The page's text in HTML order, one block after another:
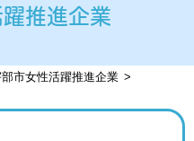
推進企業
市女性活躍推進企業